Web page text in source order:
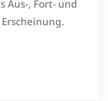
Aus-, Fort- und